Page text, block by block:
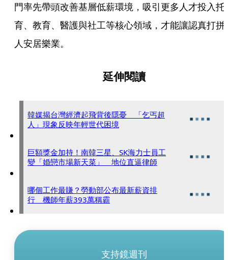
門率先帶頭改善基層低薪環境，吸引更多人才投入托
育、教育、醫護與社工等核心領域，才能讓認真打拼
人安居樂業。
延伸閱讀
韓媒揭台灣經濟起飛背後隱憂 「乞丐超
人」現象反映年輕世代困境
巨額獎金加持！南韓三星、SK海力士員工
變「婚戀市場新天菜」 地位直逼律師
哪個工作最賺？勞動部公布最新薪資排
行 機師年薪393萬稱霸
支持鏡週刊